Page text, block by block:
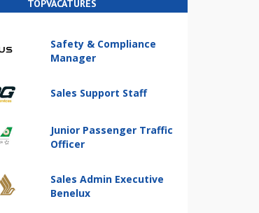
TOPVACATURES
Safety & Compliance
Manager
Sales Support Staff
Junior Passenger Traffic
Officer
Sales Admin Executive
Benelux